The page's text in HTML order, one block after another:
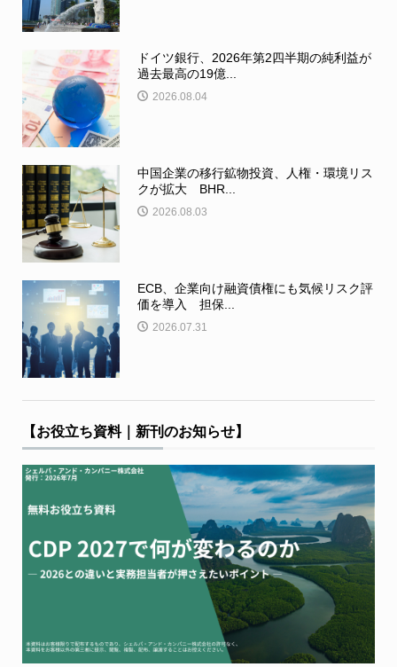
ドイツ銀行、2026年第2四半期の純利益が
過去最高の19億...
2026.08.04
中国企業の移行鉱物投資、人権・環境リス
クが拡大 BHR...
2026.08.03
ECB、企業向け融資債権にも気候リスク評
価を導入 担保...
2026.07.31
【お役立ち資料｜新刊のお知らせ】